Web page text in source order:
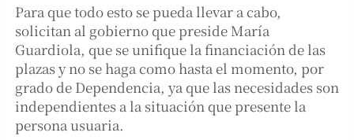
Para que todo esto se pueda llevar a cabo,
solicitan al gobierno que preside María
Guardiola, que se unifique la financiación de las
plazas y no se haga como hasta el momento, por
grado de Dependencia, ya que las necesidades son
independientes a la situación que presente la
persona usuaria.